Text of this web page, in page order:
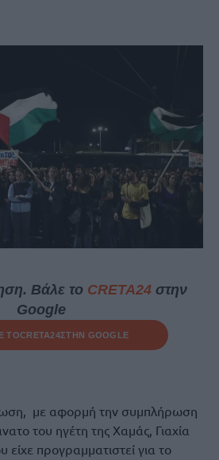
Βάλε το CRETA24στην
Google
ΤΟCRETA24ΣΤΗΝ GOOGLE
με αφορμή την συμπλήρωση
του ηγέτη της Χαμάς, Γιαχία
είχε προγραμματιστεί για το